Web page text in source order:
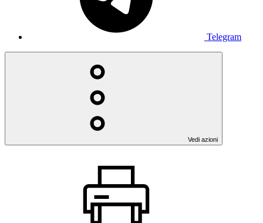
Telegram
Vedi azioni